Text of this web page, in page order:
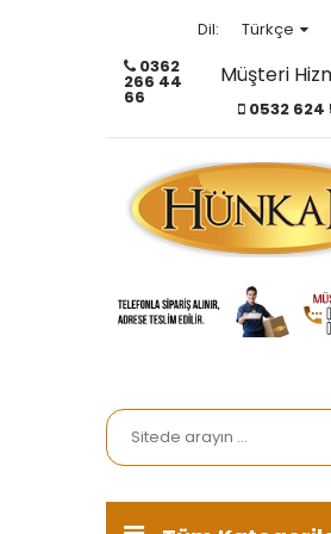
Dil: Türkçe
Türkçe
English
0362
266 44
66
Müşteri
0532 624